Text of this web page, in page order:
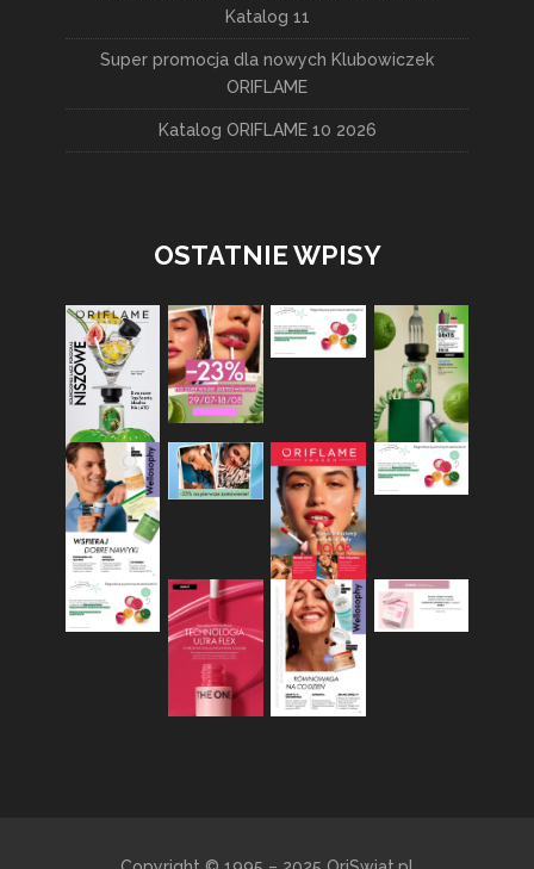
Katalog 11
Super promocja dla nowych Klubowiczek
ORIFLAME
Katalog ORIFLAME 10 2026
OSTATNIE WPISY